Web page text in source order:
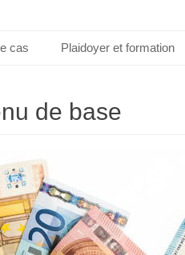
cas Plaidoyer et formation
de base